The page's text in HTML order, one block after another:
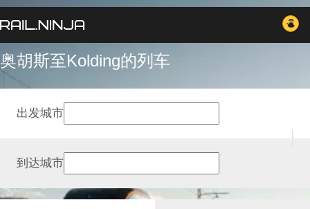
奥胡斯至Kolding的列车
出发城市
到达城市